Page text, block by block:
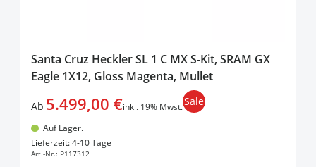
Santa Cruz Heckler SL 1 C MX S-Kit, SRAM GX
Eagle 1X12, Gloss Magenta, Mullet
Ab 5.499,00 €inkl. 19% Mwst.Sale
Auf Lager.
Lieferzeit: 4-10 Tage
Art.-Nr.: P117312